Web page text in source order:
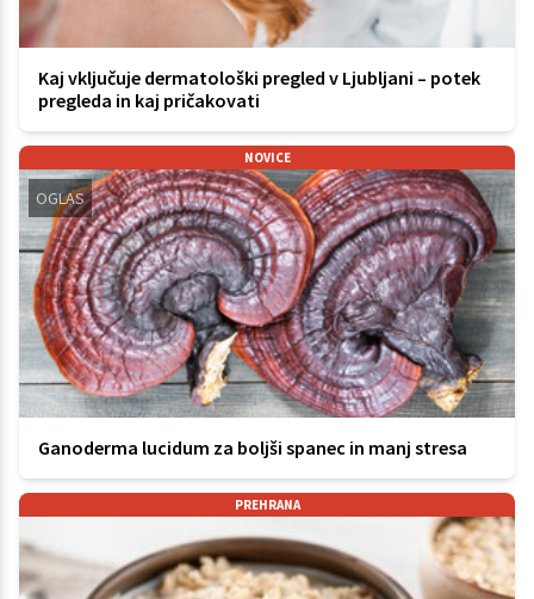
Kaj vključuje dermatološki pregled v Ljubljani – potek
pregleda in kaj pričakovati
NOVICE
OGLAS
Ganoderma lucidum za boljši spanec in manj stresa
PREHRANA